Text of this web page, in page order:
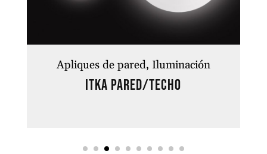
Apliques de pared Iluminación
Itka Pared/Techo